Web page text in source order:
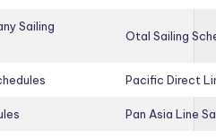
Sailing
Otal Sailing
Pacific Direct
Pan Asia Line